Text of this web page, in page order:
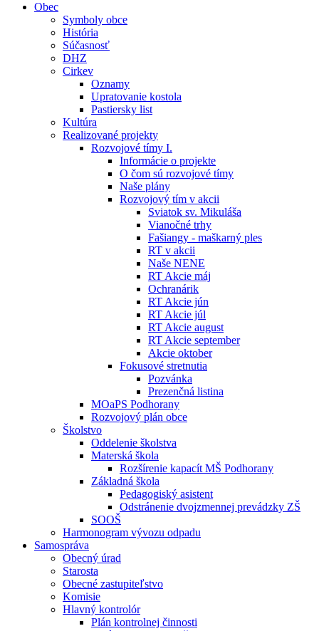
Obec
Symboly obce
História
Súčasnosť
DHZ
Cirkev
Oznamy
Upratovanie kostola
Pastiersky list
Kultúra
Realizované projekty
Rozvojové tímy I.
Informácie o projekte
O čom sú rozvojové tímy
Naše plány
Rozvojový tím v akcii
Sviatok sv. Mikuláša
Vianočné trhy
Fašiangy - maškarný ples
RT v akcii
Naše NENE
RT Akcie máj
Ochranárik
RT Akcie jún
RT Akcie júl
RT Akcie august
RT Akcie september
Akcie oktober
Fokusové stretnutia
Pozvánka
Prezenčná listina
MOaPS Podhorany
Rozvojový plán obce
Školstvo
Oddelenie školstva
Materská škola
Rozšírenie kapacít MŠ Podhorany
Základná škola
Pedagogiský asistent
Odstránenie dvojzmennej prevádzky ZŠ
SOOŠ
Harmonogram vývozu odpadu
Samospráva
Obecný úrad
Starosta
Obecné zastupiteľstvo
Komisie
Hlavný kontrolór
Plán kontrolnej činnosti